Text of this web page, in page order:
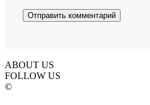
ABOUT US
FOLLOW US
©